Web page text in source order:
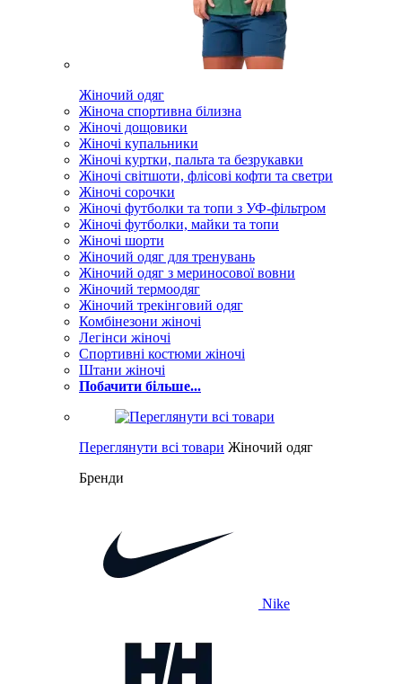
Жіночий одяг
Жіноча спортивна білизна
Жіночі дощовики
Жіночі купальники
Жіночі куртки, пальта та безрукавки
Жіночі світшоти, флісові кофти та светри
Жіночі сорочки
Жіночі футболки та топи з УФ-фільтром
Жіночі футболки, майки та топи
Жіночі шорти
Жіночий одяг для тренувань
Жіночий одяг з мериносової вовни
Жіночий термоодяг
Жіночий трекінговий одяг
Комбінезони жіночі
Легінси жіночі
Спортивні костюми жіночі
Штани жіночі
Побачити більше...
Переглянути всі товари Жіночий одяг
Бренди
Nike